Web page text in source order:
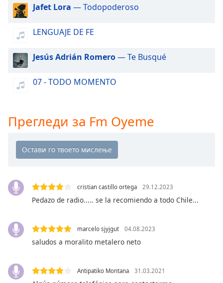
window.
Beginning
dialog
will
cancel
Text
Opacity
Text
Background
Jafet Lora — Todopoderoso
LENGUAJE DE FE
Jesús Adrián Romero— Te Busqué
07 - TODO MOMENTO
Прегледи за Fm Oyeme
cristian castillo ortega 29.12.2023
Pedazo de radio..... se la recomiendo a todo Chile...
marcelo sjyjgut 04.08.2023
saludos a moralito metalero neto
Antipatiko Montana 31.03.2021